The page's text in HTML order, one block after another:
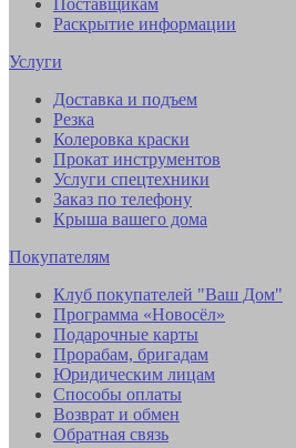
Раскрытие информации
Услуги
Доставка и подъем
Резка
Колеровка краски
Прокат инструментов
Услуги спецтехники
Заказ по телефону
Крыша вашего дома
Покупателям
Клуб покупателей "Ваш Дом"
Программа «Новосёл»
Подарочные карты
Прорабам, бригадам
Юридическим лицам
Способы оплаты
Возврат и обмен
Обратная связь